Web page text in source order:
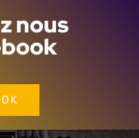
nous